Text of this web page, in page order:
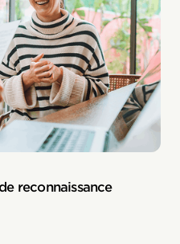
reconnaissance